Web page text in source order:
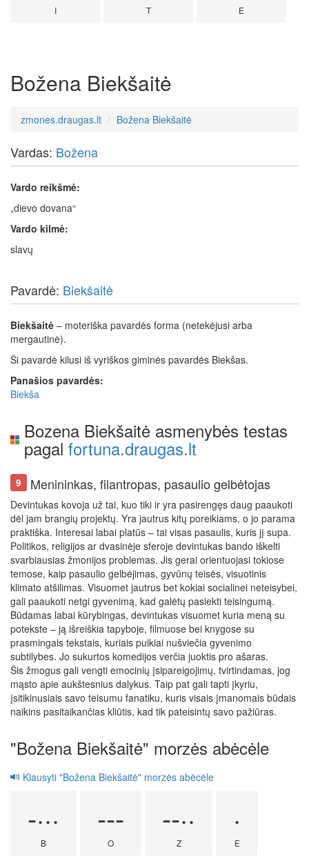
I T E
Božena Biekšaitė
zmones.draugas.lt Božena Biekšaitė
Vardas: Božena
Vardo reikšmė:
„dievo dovana“
Vardo kilmė:
slavų
Pavardė: Biekšaitė
Biekšaitė – moteriška pavardės forma (netekėjusi arba
mergautinė).
Ši pavardė kilusi iš vyriškos giminės pavardės Biekšas.
Panašios pavardės:
Biekša
Bozena Biekšaitė asmenybės testas
pagal fortuna.draugas.lt
9 Menininkas, filantropas, pasaulio gelbėtojas
Devintukas kovoja už tai, kuo tiki ir yra pasirengęs daug paaukoti
dėl jam brangių projektų. Yra jautrus kitų poreikiams, o jo parama
praktiška. Interesai labai platūs – tai visas pasaulis, kuris jį supa.
Politikos, religijos ar dvasinėje sferoje devintukas bando iškelti
svarbiausias žmonijos problemas. Jis gerai orientuojasi tokiose
temose, kaip pasaulio gelbėjimas, gyvūnų teisės, visuotinis
klimato atšilimas. Visuomet jautrus bet kokiai socialinei neteisybei,
gali paaukoti netgi gyvenimą, kad galėtų pasiekti teisingumą.
Būdamas labai kūrybingas, devintukas visuomet kuria meną su
potekste – ją išreiškia tapyboje, filmuose bei knygose su
prasmingais tekstais, kuriais puikiai nušviečia gyvenimo
subtilybes. Jo sukurtos komedijos verčia juoktis pro ašaras.
Šis žmogus gali vengti emocinių įsipareigojimų, tvirtindamas, jog
mąsto apie aukštesnius dalykus. Taip pat gali tapti įkyriu,
įsitikinusiais savo teisumu fanatiku, kuris visais įmanomais būdais
naikins pasitaikančias kliūtis, kad tik pateisintų savo pažiūras.
"Božena Biekšaitė" morzės abėcėle
Klausyti "Božena Biekšaitė" morzės abėcėle
-···
B
---
O
--··
Z
·
E